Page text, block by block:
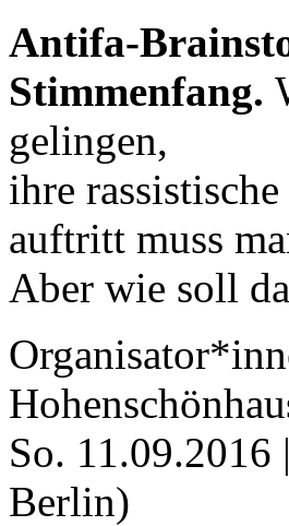
Antifa-
Stimmenfang.
gelingen,
ihre
auftritt muss
Aber wie soll
So.
Berlin)